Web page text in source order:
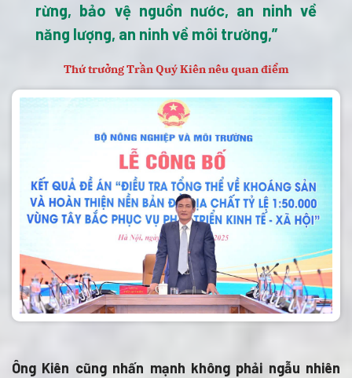
rừng, bảo vệ nguồn nước, an ninh về
năng lượng, an ninh về môi trường,”
Thứ trưởng Trần Quý Kiên nêu quan điểm
Ông Kiên cũng nhấn mạnh không phải ngẫu nhiên